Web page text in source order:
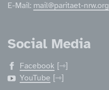
E-Mail: mail@paritaet-nrw.org
Social Media
Facebook
YouTube